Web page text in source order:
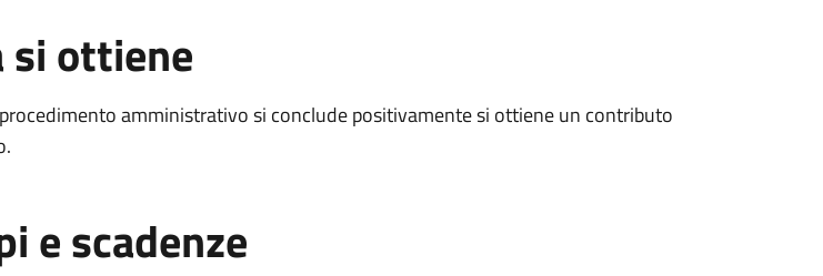
si ottiene
amministrativo si conclude positivamente si ottiene un contributo
e scadenze